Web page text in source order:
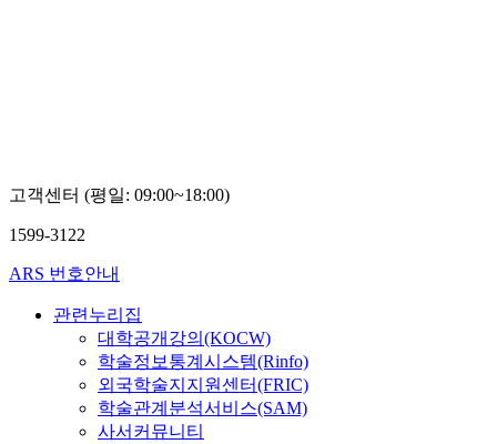
고객센터 (평일: 09:00~18:00)
1599-3122
ARS 번호안내
관련누리집
대학공개강의(KOCW)
학술정보통계시스템(Rinfo)
외국학술지지원센터(FRIC)
학술관계분석서비스(SAM)
사서커뮤니티